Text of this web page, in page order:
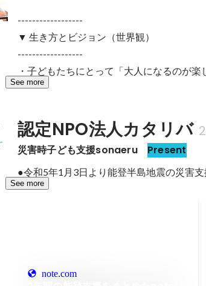
------------------
▼ 生き方とビジョン（世界観）
------------------
・子どもたちにとって「大人になるのが楽
See more
認定NPO法人カタリバ
災害時子ども支援sonaeru Present
●令和5年1月3日より能登半島地震の災害支
See more
note.com